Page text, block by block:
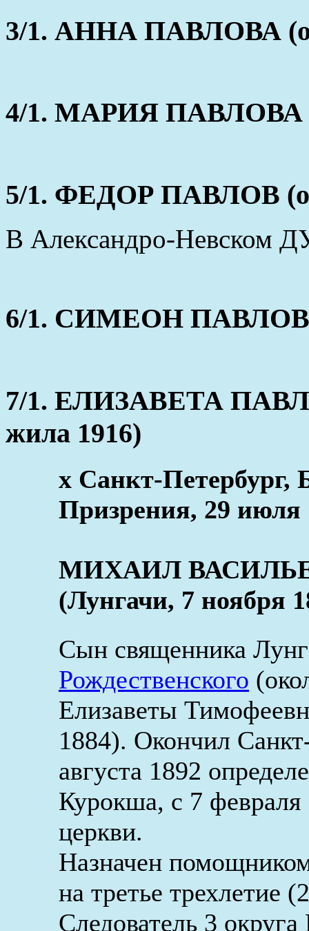
3/1. АННА ПАВЛОВА
4/1. МАРИЯ ПАВЛОВА
5/1. ФЕДОР ПАВЛОВ
В Александро-Невском
6/1. СИМЕОН ПАВЛОВ
7/1. ЕЛИЗАВЕТА
жила 1916)
x Санкт-Петербург,
Призрения, 29 июля
МИХАИЛ
(Лунгачи, 7 ноября
Сын священника
Рождественского
Елизаветы
1884). Окончил
августа 1892
Курокша, с 7
церкви.
Назначен
на третье трехлетие
Следователь 3